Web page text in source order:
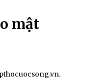
Dược hay Đại học Dược? So
mật